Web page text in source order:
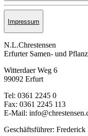
Impressum
N.L.Chrestensen
Erfurter Samen- und
Witterdaer Weg 6
99092 Erfurt
Tel: 0361 2245 0
Fax: 0361 2245 113
E-Mail:
Geschäftsführer: Frederick